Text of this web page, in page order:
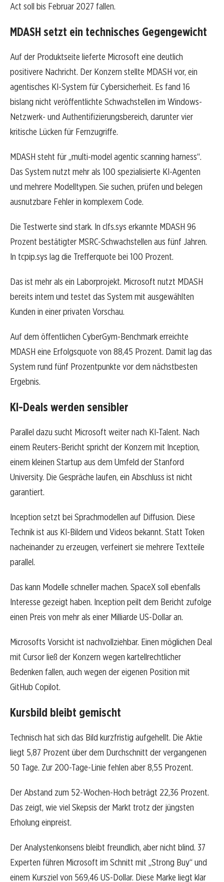
Act soll bis Februar 2027 fallen.
MDASH setzt ein technisches Gegengewicht
Auf der Produktseite lieferte Microsoft eine deutlich
positivere Nachricht. Der Konzern stellte MDASH vor, ein
agentisches KI-System für Cybersicherheit. Es fand 16
bislang nicht veröffentlichte Schwachstellen im Windows-
Netzwerk- und Authentifizierungsbereich, darunter vier
kritische Lücken für Fernzugriffe.
MDASH steht für „multi-model agentic scanning harness“.
Das System nutzt mehr als 100 spezialisierte KI-Agenten
und mehrere Modelltypen. Sie suchen, prüfen und belegen
ausnutzbare Fehler in komplexem Code.
Die Testwerte sind stark. In clfs.sys erkannte MDASH 96
Prozent bestätigter MSRC-Schwachstellen aus fünf Jahren.
In tcpip.sys lag die Trefferquote bei 100 Prozent.
Das ist mehr als ein Laborprojekt. Microsoft nutzt MDASH
bereits intern und testet das System mit ausgewählten
Kunden in einer privaten Vorschau.
Auf dem öffentlichen CyberGym-Benchmark erreichte
MDASH eine Erfolgsquote von 88,45 Prozent. Damit lag das
System rund fünf Prozentpunkte vor dem nächstbesten
Ergebnis.
KI-Deals werden sensibler
Parallel dazu sucht Microsoft weiter nach KI-Talent. Nach
einem Reuters-Bericht spricht der Konzern mit Inception,
einem kleinen Startup aus dem Umfeld der Stanford
University. Die Gespräche laufen, ein Abschluss ist nicht
garantiert.
Inception setzt bei Sprachmodellen auf Diffusion. Diese
Technik ist aus KI-Bildern und Videos bekannt. Statt Token
nacheinander zu erzeugen, verfeinert sie mehrere Textteile
parallel.
Das kann Modelle schneller machen. SpaceX soll ebenfalls
Interesse gezeigt haben. Inception peilt dem Bericht zufolge
einen Preis von mehr als einer Milliarde US-Dollar an.
Microsofts Vorsicht ist nachvollziehbar. Einen möglichen Deal
mit Cursor ließ der Konzern wegen kartellrechtlicher
Bedenken fallen, auch wegen der eigenen Position mit
GitHub Copilot.
Kursbild bleibt gemischt
Technisch hat sich das Bild kurzfristig aufgehellt. Die Aktie
liegt 5,87 Prozent über dem Durchschnitt der vergangenen
50 Tage. Zur 200-Tage-Linie fehlen aber 8,55 Prozent.
Der Abstand zum 52-Wochen-Hoch beträgt 22,36 Prozent.
Das zeigt, wie viel Skepsis der Markt trotz der jüngsten
Erholung einpreist.
Der Analystenkonsens bleibt freundlich, aber nicht blind. 37
Experten führen Microsoft im Schnitt mit „Strong Buy“ und
einem Kursziel von 569,46 US-Dollar. Diese Marke liegt klar